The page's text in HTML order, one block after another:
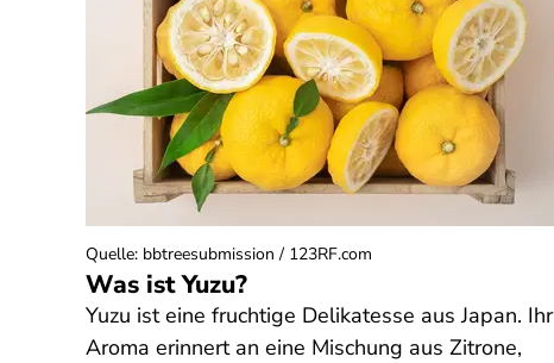
Was ist Yuzu?
Yuzu ist eine fruchtige Delikatesse aus Japan. Ihr
Aroma erinnert an eine Mischung aus Zitrone,
Quelle: bbtreesubmission / 123RF.com